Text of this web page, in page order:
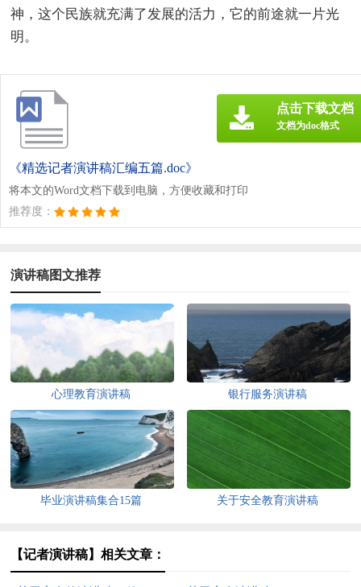
神，这个民族就充满了发展的活力，它的前途就一片光
明。
《精选记者演讲稿汇编五篇.doc》
将本文的Word文档下载到电脑，方便收藏和打印
推荐度：
点击下载文档
文档为doc格式
演讲稿图文推荐
心理教育演讲稿 银行服务演讲稿
毕业演讲稿集合15篇 关于安全教育演讲稿
【记者演讲稿】相关文章：